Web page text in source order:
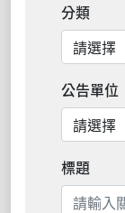
分類
公告單位
標題